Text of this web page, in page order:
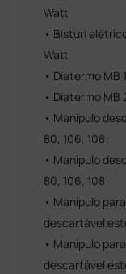
Watt
• Bisturi
Watt
• Diatermo MB
• Diatermo
• Manipulo
80, 106, 108
• Manipulo
80, 106, 108
• Manípulo
descartável
• Manípulo
descartável